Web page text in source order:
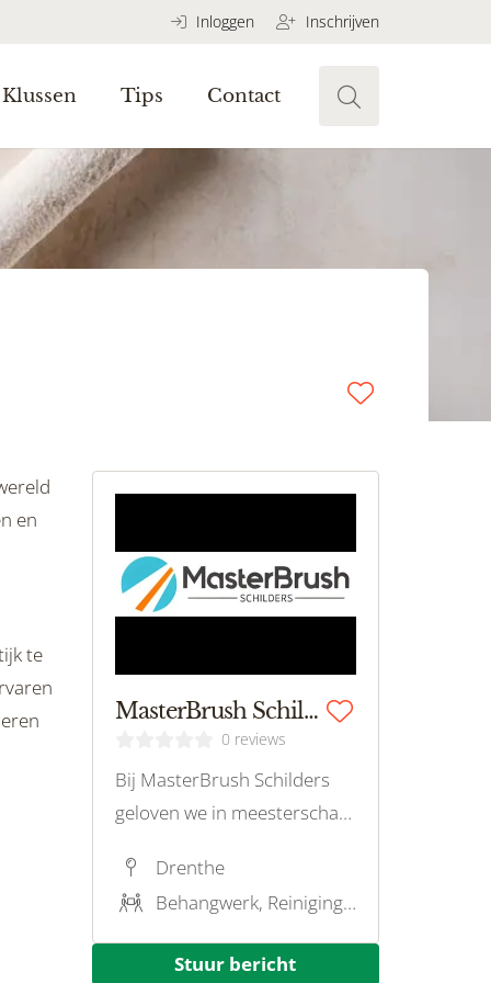
en
te
MasterBrush Schilders
0 reviews
Bij MasterBrush Schilders
geloven we in meesterschap
Drenthe
Behangwerk, Reiniging en onderhoud, Kleuradvies
Stuur bericht
Inloggen Inschrijven
Klussen Tips Contact